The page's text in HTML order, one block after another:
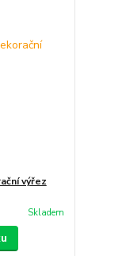
výřez
Skladem